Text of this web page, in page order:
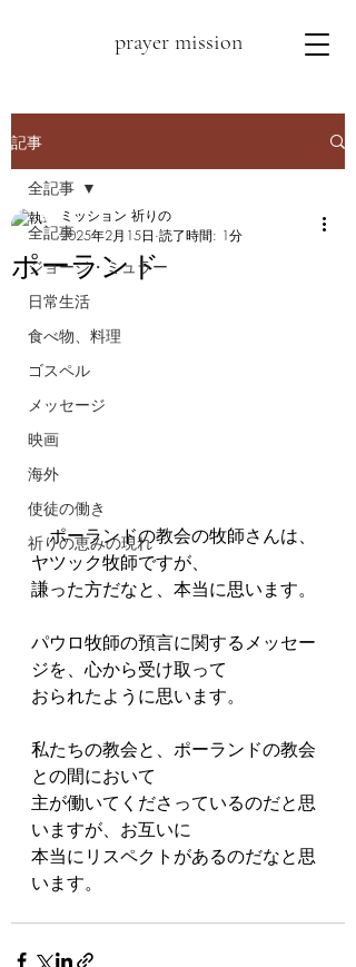
prayer mission
記事
全記事
ジョージ・ミュラー
日常生活
食べ物、料理
ゴスペル
メッセージ
映画
海外
使徒の働き
祈りの恵みの現れ
全記事
ポーランド
ミッション 祈りの
2025年2月15日 読了時間: 1分
ポーランドの教会の牧師さんは、
ヤツック牧師ですが、
謙った方だなと、本当に思います。
パウロ牧師の預言に関するメッセー
ジを、心から受け取って
おられたように思います。
私たちの教会と、ポーランドの教会
との間において
主が働いてくださっているのだと思
いますが、お互いに
本当にリスペクトがあるのだなと思
います。